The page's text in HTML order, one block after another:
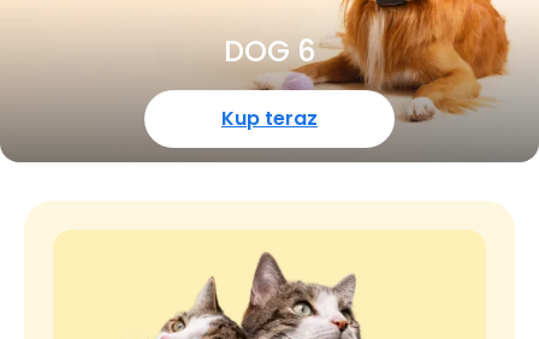
DOG 6
Kup teraz